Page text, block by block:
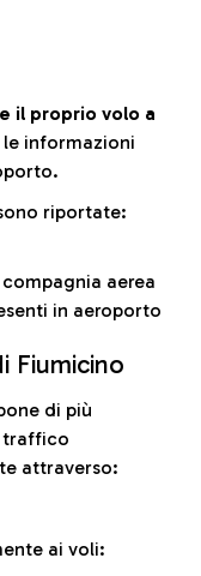
il proprio volo a
informazioni
riportate:
aerea
in aeroporto
Fiumicino
di più
traffico
attraverso:
ai voli: